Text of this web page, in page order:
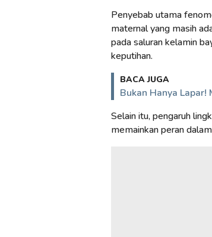
Penyebab utama
maternal yang masih
pada saluran kelamin
keputihan.
BACA JUGA
Bukan Hanya
Selain itu, pengaruh
memainkan peran